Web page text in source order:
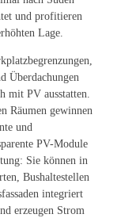
und profitieren
Lage.
Überdachungen
mit PV ausstatten.
Räumen gewinnen
und
PV-Module
Sie können in
Bushaltestellen
integriert
erzeugen Strom